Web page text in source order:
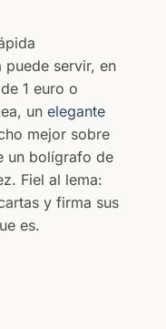
puede servir, en
1 euro o
un elegante
mejor sobre
un bolígrafo de
Fiel al lema:
y firma sus
es.